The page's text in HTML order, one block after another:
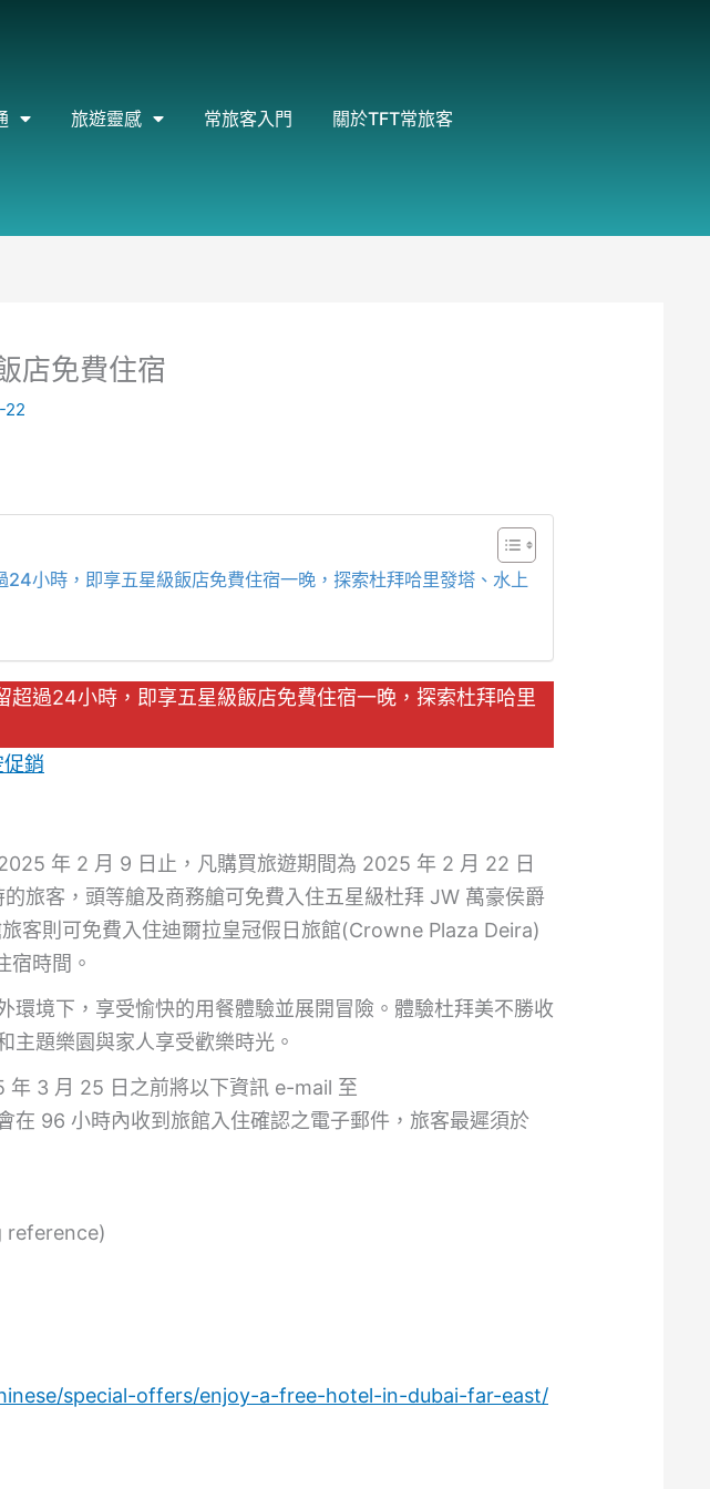
旅遊靈感 常旅客入門 關於TFT常旅客
店免費住宿
22
小時，即享五星級飯店免費住宿一晚，探索杜拜哈里發塔、水上
過24小時，即享五星級飯店免費住宿一晚，探索杜拜哈里
年 2 月 9 日止，凡購買旅遊期間為 2025 年 2 月 22 日
旅客，頭等艙及商務艙可免費入住五星級杜拜 JW 萬豪侯爵
客則可免費入住迪爾拉皇冠假日旅館(Crowne Plaza Deira)
宿時間。
境下，享受愉快的用餐體驗並展開冒險。體驗杜拜美不勝收
主題樂園與家人享受歡樂時光。
3 月 25 日之前將以下資訊 e-mail 至
96 小時內收到旅館入住確認之電子郵件，旅客最遲須於
reference)
special-offers/enjoy-a-free-hotel-in-dubai-far-east/